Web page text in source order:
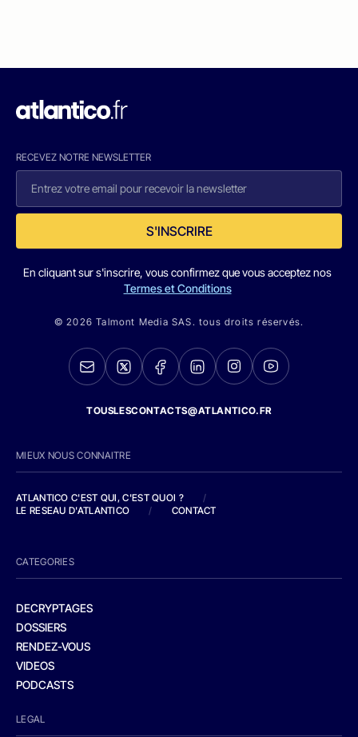
RECEVEZ NOTRE NEWSLETTER
S'INSCRIRE
En cliquant sur s'inscrire, vous confirmez que vous acceptez nos
Termes et Conditions
© 2026 Talmont Media SAS. tous droits réservés.
TOUSLESCONTACTS@ATLANTICO.FR
MIEUX NOUS CONNAITRE
ATLANTICO C'EST QUI, C'EST QUOI ?
/
LE RESEAU D'ATLANTICO
/ CONTACT
CATEGORIES
DECRYPTAGES
DOSSIERS
RENDEZ-VOUS
VIDEOS
PODCASTS
LEGAL